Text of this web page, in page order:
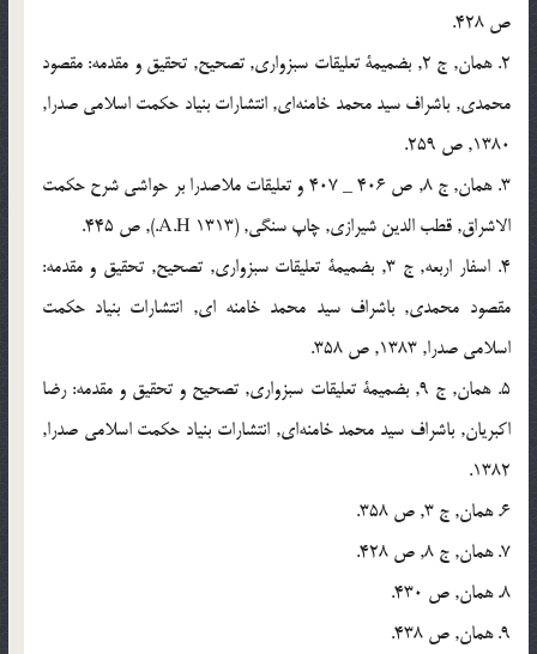
ص 428.
2. همان, ج 2, بضميمة تعليقات سبزواری, تصحيح, تحقيق و مقدمه: مقصود
محمدی, باشراف سيد محمد خامنه‌ای, انتشارات بنياد حکمت اسلامی صدرا,
1380, ص 259.
3. همان, ج 8, ص 406 _ 407 و تعليقات ملاصدرا بر حواشی شرح حکمت
الاشراق, قطب الدين شيرازی, چاپ سنگی, (1313 A.H.), ص 445.
4. اسفار اربعه, ج 3, بضميمة تعليقات سبزواری, تصحيح, تحقيق و مقدمه:
مقصود محمدی, باشراف سيد محمد خامنه ای, انتشارات بنياد حکمت
اسلامی صدرا, 1383, ص 358.
5. همان, ج 9, بضميمة تعليقات سبزواری, تصحيح و تحقيق و مقدمه: رضا
اکبريان, باشراف سيد محمد خامنه‌ای, انتشارات بنياد حکمت اسلامی صدرا,
1382.
6. همان, ج 3, ص 358.
7. همان, ج 8, ص 428.
8. همان, ص 430.
9. همان, ص 438.